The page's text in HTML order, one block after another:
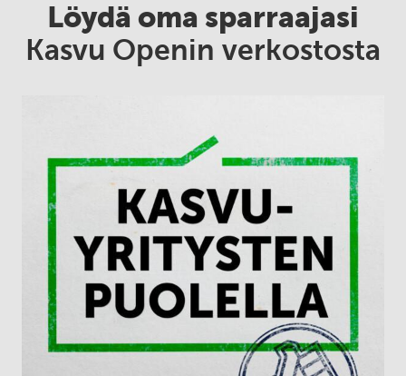
Löydä oma sparraajasi
Kasvu Openin verkostosta